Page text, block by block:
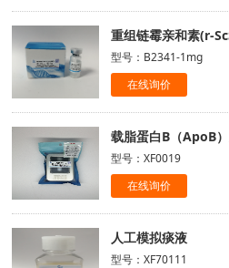
重组链霉亲和素(r-
型号：B2341-1mg
在线询价
载脂蛋白B（ApoB
型号：XF0019
在线询价
人工模拟痰液
型号：XF70111